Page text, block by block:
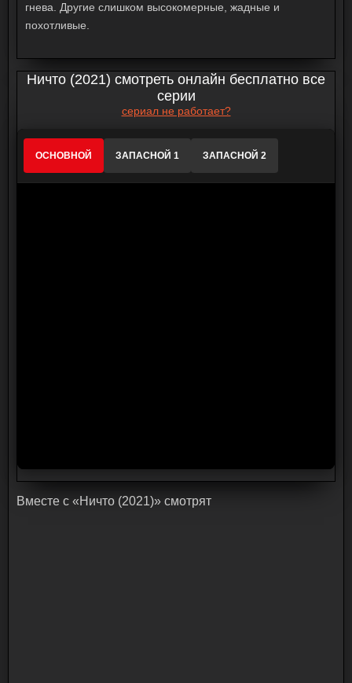
гнева. Другие слишком высокомерные, жадные и
похотливые.
Ничто (2021) смотреть онлайн бесплатно все
серии
сериал не работает?
ОСНОВНОЙ ЗАПАСНОЙ 1 ЗАПАСНОЙ 2
Bмecтe c «Ничто (2021)» cмoтpят